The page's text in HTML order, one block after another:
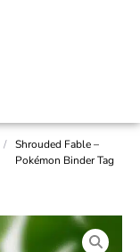
/
Shrouded Fable –
Pokémon Binder Tag